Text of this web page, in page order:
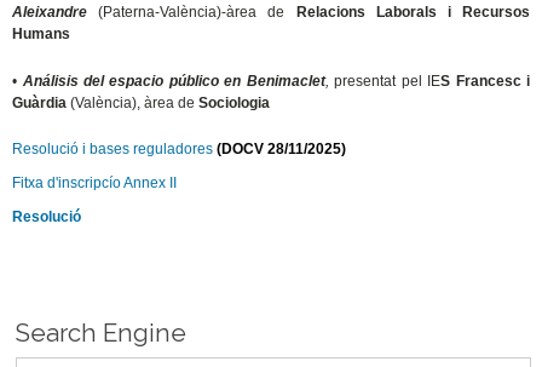
Aleixandre (Paterna-València)-àrea de Relacions Laborals i Recursos
Humans
• Análisis del espacio público en Benimaclet, presentat pel IES Francesc i
Guàrdia (València), àrea deSociologia
Resolució i bases reguladores (DOCV 28/11/2025)
Fitxa d'inscripcío Annex II
Resolució
Search Engine